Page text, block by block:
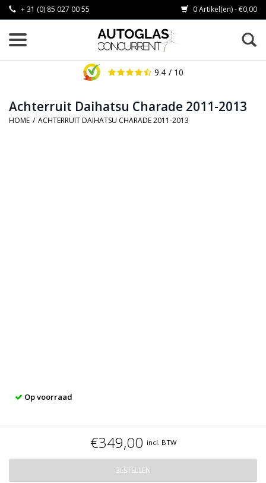
+ 31 (0) 85 027 00 55 0 Artikel(en) - €0,00
9.4 / 10
Achterruit Daihatsu Charade 2011-2013
HOME / ACHTERRUIT DAIHATSU CHARADE 2011-2013
Op voorraad
€349,00 incl. BTW
BESTELLEN